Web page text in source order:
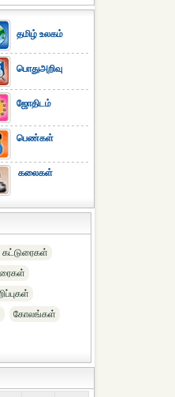
தமிழ் உலகம்
பொதுஅறிவு
ஜோதிடம்
பெண்கள்
கலைகள்
கோலங்கள்